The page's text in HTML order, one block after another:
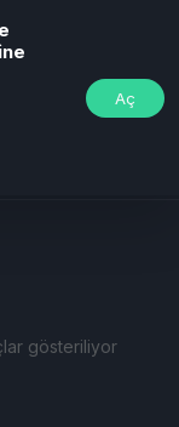
Aç
gösteriliyor